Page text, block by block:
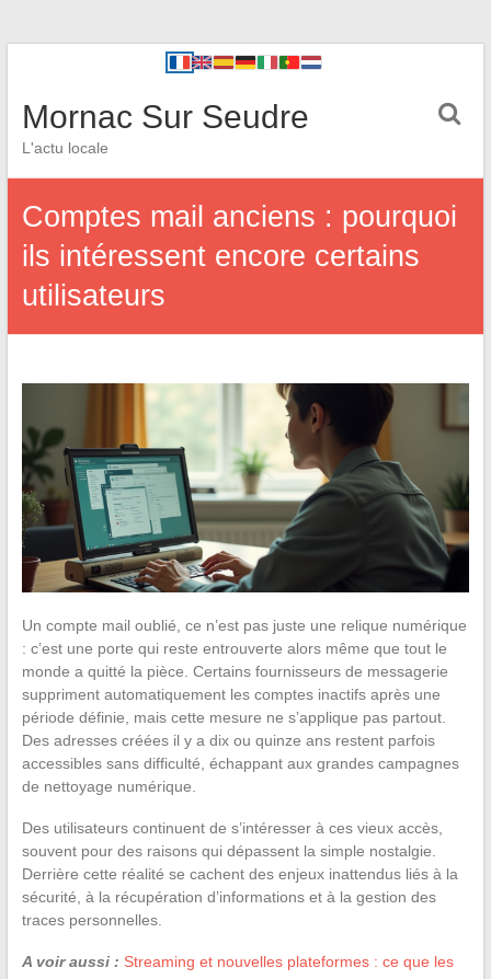
Mornac Sur Seudre
L'actu locale
Comptes mail anciens : pourquoi
ils intéressent encore certains
utilisateurs
Un compte mail oublié, ce n’est pas juste une relique numérique
: c’est une porte qui reste entrouverte alors même que tout le
monde a quitté la pièce. Certains fournisseurs de messagerie
suppriment automatiquement les comptes inactifs après une
période définie, mais cette mesure ne s’applique pas partout.
Des adresses créées il y a dix ou quinze ans restent parfois
accessibles sans difficulté, échappant aux grandes campagnes
de nettoyage numérique.
Des utilisateurs continuent de s’intéresser à ces vieux accès,
souvent pour des raisons qui dépassent la simple nostalgie.
Derrière cette réalité se cachent des enjeux inattendus liés à la
sécurité, à la récupération d’informations et à la gestion des
traces personnelles.
A voir aussi : Streaming et nouvelles plateformes : ce que les